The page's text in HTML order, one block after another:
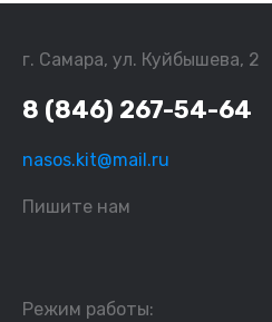
г. Самара, ул. Куйбышева, 2
8 (846) 267-54-64
nasos.kit@mail.ru
Пишите нам
Режим работы: